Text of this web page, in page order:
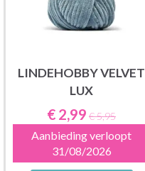
LINDEHOBBY VELVET
LUX
€ 2,99 € 5,95
Aanbieding verloopt
31/08/2026